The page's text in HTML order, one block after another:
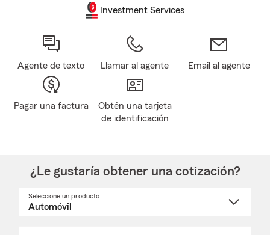
Investment Services
Agente de texto Llamar al agente Email al agente
Pagar una factura
Obtén una tarjeta
de identificación
¿Le gustaría obtener una cotización?
Seleccione un producto